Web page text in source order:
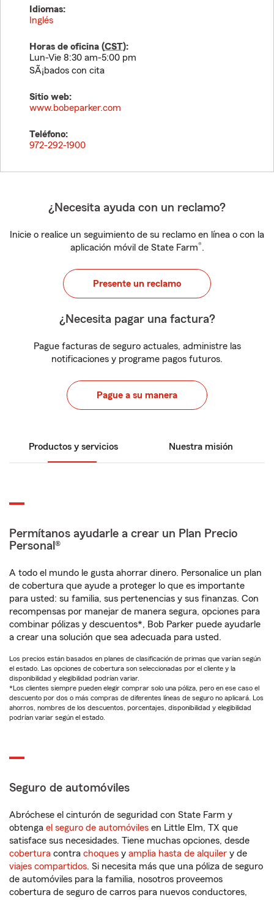
Idiomas:
Inglés
Horas de oficina (CST):
Lun-Vie 8:30 am-5:00 pm
SÃ¡bados con cita
Sitio web:
www.bobeparker.com
Teléfono:
972-292-1900
¿Necesita ayuda con un reclamo?
Inicie o realice un seguimiento de su reclamo en línea o con la
aplicación móvil de State Farm®.
Presente un reclamo
¿Necesita pagar una factura?
Pague facturas de seguro actuales, administre las
notificaciones y programe pagos futuros.
Pague a su manera
Productos y servicios Nuestra misión
Permítanos ayudarle a crear un Plan Precio
Personal®
A todo el mundo le gusta ahorrar dinero. Personalice un plan
de cobertura que ayude a proteger lo que es importante
para usted: su familia, sus pertenencias y sus finanzas. Con
recompensas por manejar de manera segura, opciones para
combinar pólizas y descuentos*, Bob Parker puede ayudarle
a crear una solución que sea adecuada para usted.
Los precios están basados en planes de clasificación de primas que varían según
el estado. Las opciones de cobertura son seleccionadas por el cliente y la
disponibilidad y elegibilidad podrían variar.
*Los clientes siempre pueden elegir comprar solo una póliza, pero en ese caso el
descuento por dos o más compras de diferentes líneas de seguro no aplicará. Los
ahorros, nombres de los descuentos, porcentajes, disponibilidad y elegibilidad
podrían variar según el estado.
Seguro de automóviles
Abróchese el cinturón de seguridad con State Farm y
obtenga el seguro de automóviles en Little Elm, TX que
satisface sus necesidades. Tiene muchas opciones, desde
cobertura contra choques y amplia hasta de alquiler y de
viajes compartidos. Si necesita más que una póliza de seguro
de automóviles para la familia, nosotros proveemos
cobertura de seguro de carros para nuevos conductores,